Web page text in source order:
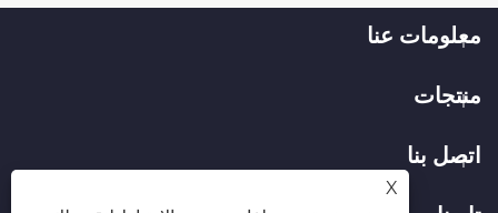
معلومات عنا
منتجات
اتصل بنا
X